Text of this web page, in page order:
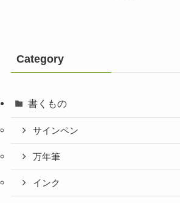
Category
書くもの
サインペン
万年筆
インク